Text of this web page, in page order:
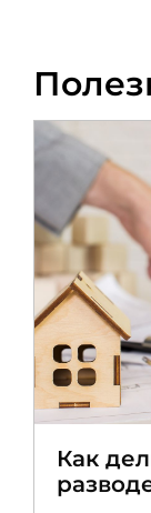
Как